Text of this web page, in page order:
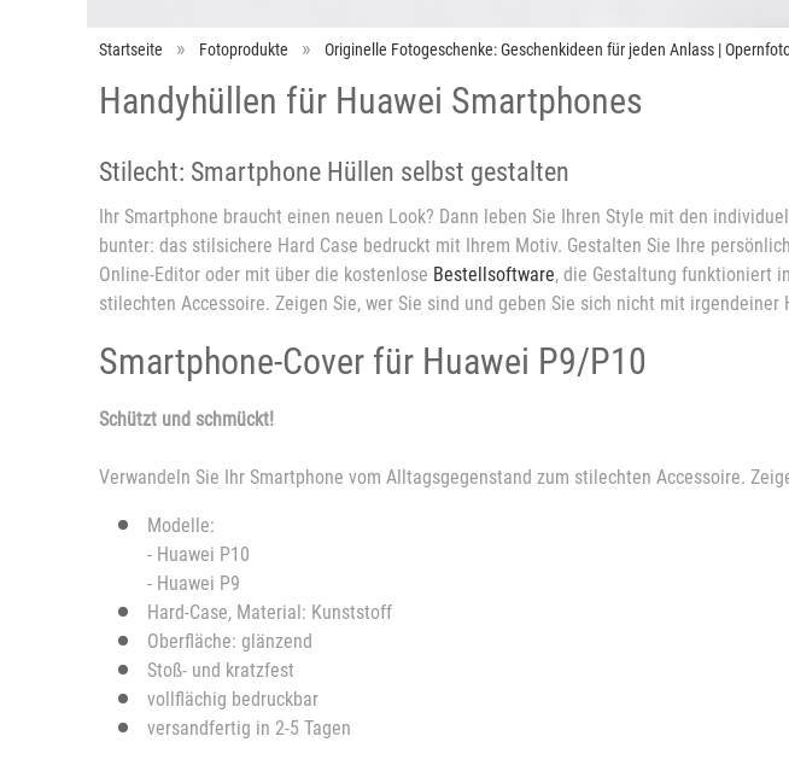
Startseite Fotoprodukte Originelle Fotogeschenke: Geschenkideen für jeden Anlass |
Handyhüllen für Huawei Smartphones
Stilecht: Smartphone Hüllen selbst gestalten
Ihr Smartphone braucht einen neuen Look? Dann leben Sie Ihren Style mit den
bunter: das stilsichere Hard Case bedruckt mit Ihrem Motiv. Gestalten Sie Ihre
Online-Editor oder mit über die kostenlose Bestellsoftware, die Gestaltung funktioniert
stilechten Accessoire. Zeigen Sie, wer Sie sind und geben Sie sich nicht mit irgendeiner
Smartphone-Cover für Huawei P9/P10
Schützt und schmückt!
Verwandeln Sie Ihr Smartphone vom Alltagsgegenstand zum stilechten Accessoire.
Modelle:
- Huawei P10
- Huawei P9
Hard-Case, Material: Kunststoff
Oberfläche: glänzend
Stoß- und kratzfest
vollflächig bedruckbar
versandfertig in 2-5 Tagen